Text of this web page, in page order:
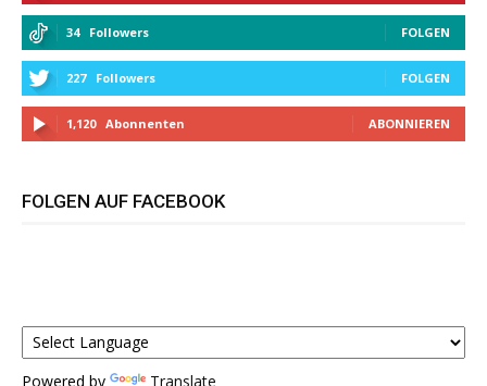
34 Followers FOLGEN
227 Followers FOLGEN
1,120 Abonnenten ABONNIEREN
FOLGEN AUF FACEBOOK
Powered by Translate